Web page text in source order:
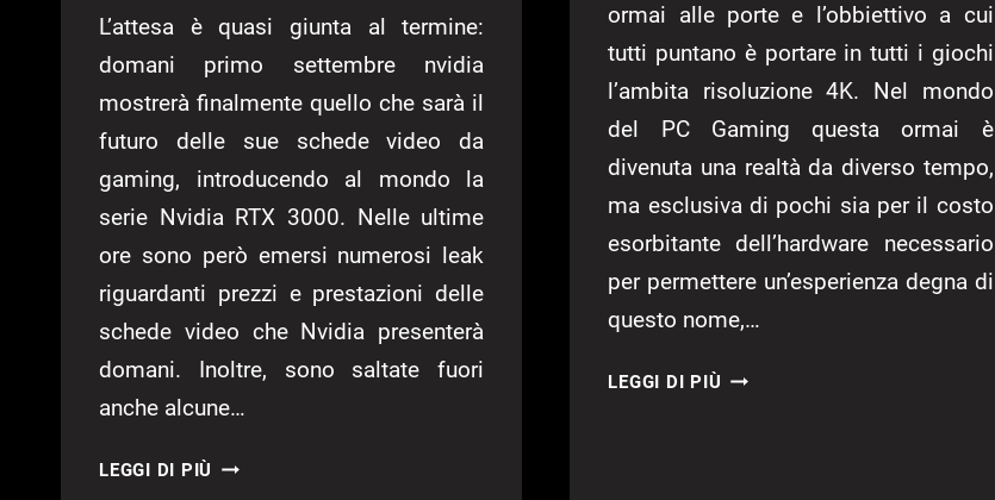
L’attesa è quasi giunta al termine:
domani primo settembre nvidia
mostrerà finalmente quello che sarà il
futuro delle sue schede video da
gaming, introducendo al mondo la
serie Nvidia RTX 3000. Nelle ultime
ore sono però emersi numerosi leak
riguardanti prezzi e prestazioni delle
schede video che Nvidia presenterà
domani. Inoltre, sono saltate fuori
anche alcune…
LEGGI DI PIÙ NVIDIA
ormai alle porte e l’obbiettivo a cui
tutti puntano è portare in tutti i giochi
l’ambita risoluzione 4K. Nel mondo
del PC Gaming questa ormai è
divenuta una realtà da diverso tempo,
ma esclusiva di pochi sia per il costo
esorbitante dell’hardware necessario
per permettere un’esperienza degna di
questo nome,…
LEGGI DI PIÙ ASUS